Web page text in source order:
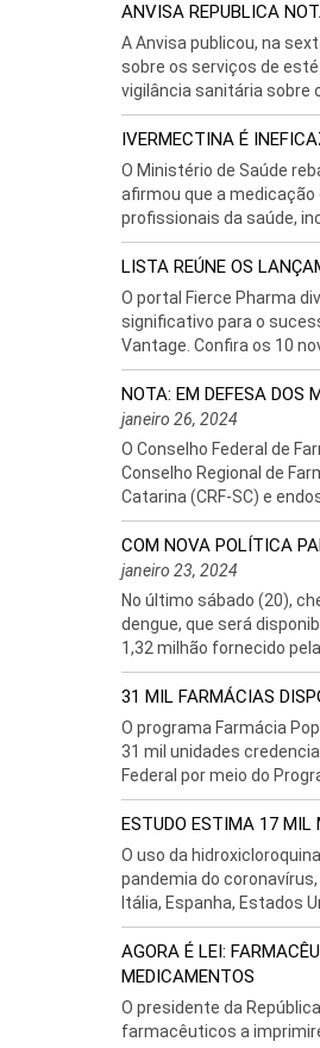
ANVISA REPUBLICA
A Anvisa publicou, na
sobre os serviços de
vigilância sanitária sobre
IVERMECTINA É
O Ministério de Saúde
afirmou que a medicação
profissionais da saúde,
LISTA REÚNE OS
O portal Fierce Pharma
significativo para o
Vantage. Confira os 10
NOTA: EM DEFESA DOS
janeiro 26, 2024
O Conselho Federal de
Conselho Regional de
Catarina (CRF-SC) e
COM NOVA POLÍTICA
janeiro 23, 2024
No último sábado (20),
dengue, que será
1,32 milhão fornecido
31 MIL FARMÁCIAS
O programa Farmácia
31 mil unidades
Federal por meio do
ESTUDO ESTIMA 17 MIL
O uso da
pandemia do
Itália, Espanha, Estados
AGORA É LEI:
MEDICAMENTOS
O presidente da
farmacêuticos a